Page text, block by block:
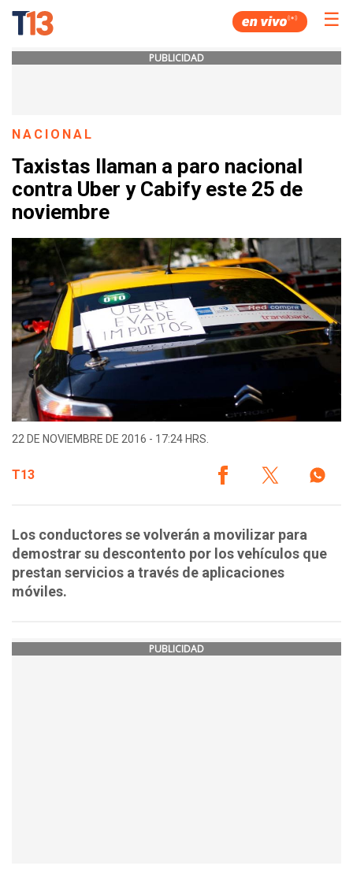
☰
PUBLICIDAD
NACIONAL
Taxistas llaman a paro nacional
contra Uber y Cabify este 25 de
noviembre
22 DE NOVIEMBRE DE 2016 - 17:24 HRS.
T13
Los conductores se volverán a movilizar para
demostrar su descontento por los vehículos que
prestan servicios a través de aplicaciones
móviles.
PUBLICIDAD